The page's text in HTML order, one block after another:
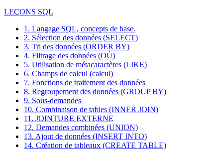
LEÇONS SQL
1. Langage SQL, concepts de base.
2. Sélection des données (SELECT)
3. Tri des données (ORDER BY)
4. Filtrage des données (OÙ)
5. Utilisation de métacaractères (LIKE)
6. Champs de calcul (calcul)
7. Fonctions de traitement des données
8. Regroupement des données (GROUP BY)
9. Sous-demandes
10. Combinaison de tables (INNER JOIN)
11. JOINTURE EXTERNE
12. Demandes combinées (UNION)
13. Ajout de données (INSERT INTO)
14. Création de tableaux (CREATE TABLE)